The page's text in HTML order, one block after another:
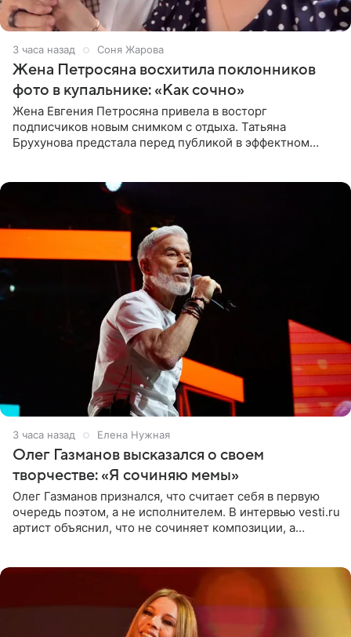
3 часа назад Соня Жарова
Жена Петросяна восхитила поклонников
фото в купальнике: «Как сочно»
Жена Евгения Петросяна привела в восторг
подписчиков новым снимком с отдыха. Татьяна
Брухунова предстала перед публикой в эффектном
3 часа назад Елена Нужная
Олег Газманов высказался о своем
творчестве: «Я сочиняю мемы»
Олег Газманов признался, что считает себя в первую
очередь поэтом, а не исполнителем. В интервью vesti.ru
артист объяснил, что не сочиняет композиции, а